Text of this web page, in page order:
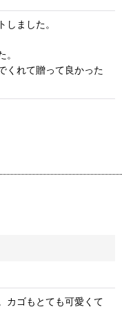
ました。
くれて贈って良かった
カゴもとても可愛くて